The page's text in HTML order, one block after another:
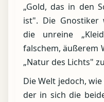
„Gold, das in den
ist". Die Gnostiker
die unreine
falschem, äußerem
„Natur des Lichts"
Die Welt jedoch,
der in sich die